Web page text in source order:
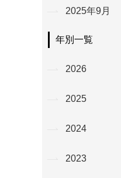
2025年9月
年別一覧
2026
2025
2024
2023